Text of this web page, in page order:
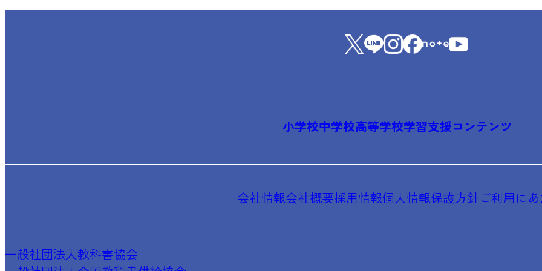
小学校中学校高等学校学習支援コンテンツ
会社情報会社概要採用情報個人情報保護方針ご利用に
一般社団法人教科書協会